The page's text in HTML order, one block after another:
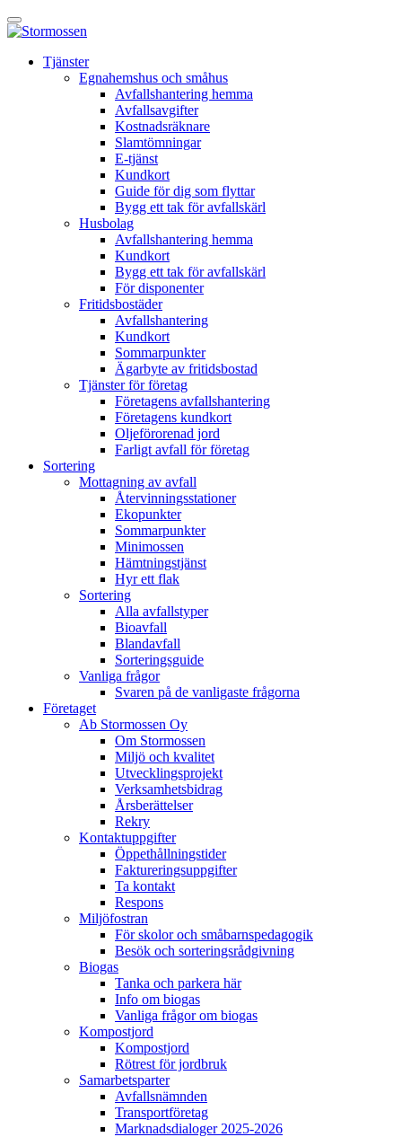
Skip
toÖppna
huvudmeny
tjänst
Tjänster
Egnahemshus och småhus
Avfallshantering hemma
Avfallsavgifter
Kostnadsräknare
Slamtömningar
E-tjänst
Kundkort
Guide för dig som flyttar
Bygg ett tak för avfallskärl
Husbolag
Avfallshantering hemma
Kundkort
Bygg ett tak för avfallskärl
För disponenter
Fritidsbostäder
Avfallshantering
Kundkort
Sommarpunkter
Ägarbyte av fritidsbostad
Tjänster för företag
Företagens avfallshantering
Företagens kundkort
Oljeförorenad jord
Farligt avfall för företag
Sortering
Mottagning av avfall
Återvinningsstationer
Ekopunkter
Sommarpunkter
Minimossen
Hämtningstjänst
Hyr ett flak
Sortering
Alla avfallstyper
Bioavfall
Blandavfall
Sorteringsguide
Vanliga frågor
Svaren på de vanligaste frågorna
Företaget
Ab Stormossen Oy
Om Stormossen
Miljö och kvalitet
Utvecklingsprojekt
Verksamhetsbidrag
Årsberättelser
Rekry
Kontaktuppgifter
Öppethållningstider
Faktureringsuppgifter
Ta kontakt
Respons
Miljöfostran
För skolor och småbarnspedagogik
Besök och sorteringsrådgivning
Biogas
Tanka och parkera här
Info om biogas
Vanliga frågor om biogas
Kompostjord
Kompostjord
Rötrest för jordbruk
Samarbetsparter
Avfallsnämnden
Transportföretag
Marknadsdialoger 2025-2026